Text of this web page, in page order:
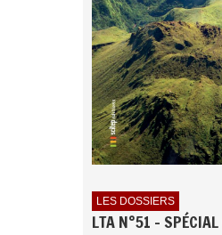
LES DOSSIERS
LTA N°51 - SPÉCIAL